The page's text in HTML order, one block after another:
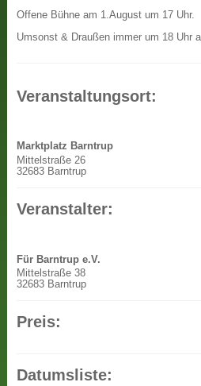
Offene Bühne am 1.August um 17 Uhr.
Umsonst & Draußen immer um 18 Uhr
Veranstaltungsort:
Marktplatz Barntrup
Mittelstraße 26
32683 Barntrup
Veranstalter:
Für Barntrup e.V.
Mittelstraße 38
32683 Barntrup
Preis:
Datumsliste: